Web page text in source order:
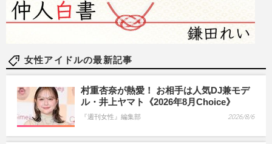
女性アイドルの最新記事
村重杏奈が熱愛！ お相手は人気DJ兼モデ
ル・井上ヤマト《2026年8月Choice》
『週刊女性』編集部 2026/8/6